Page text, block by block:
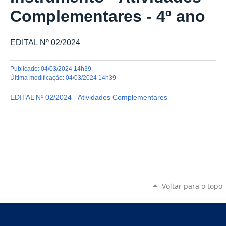
Complementares - 4º ano
EDITAL Nº 02/2024
publicado: 04/03/2024 14h39
última modificação: 04/03/2024 14h39
EDITAL Nº 02/2024 - Atividades Complementares
Voltar para o topo